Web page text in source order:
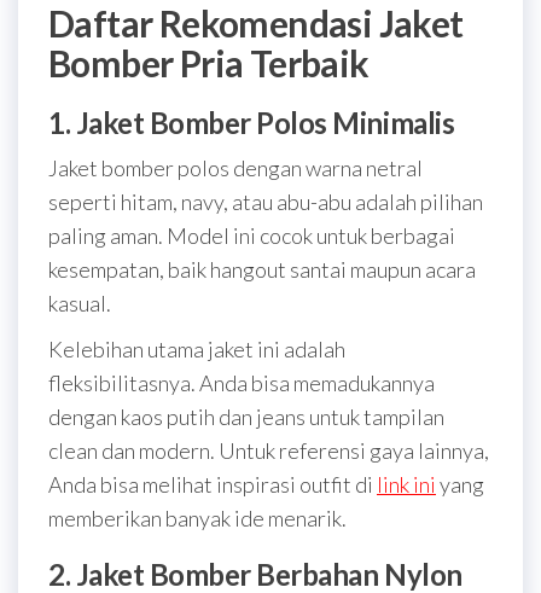
Daftar Rekomendasi Jaket
Bomber Pria Terbaik
1. Jaket Bomber Polos Minimalis
Jaket bomber polos dengan warna netral
seperti hitam, navy, atau abu-abu adalah pilihan
paling aman. Model ini cocok untuk berbagai
kesempatan, baik hangout santai maupun acara
kasual.
Kelebihan utama jaket ini adalah
fleksibilitasnya. Anda bisa memadukannya
dengan kaos putih dan jeans untuk tampilan
clean dan modern. Untuk referensi gaya lainnya,
Anda bisa melihat inspirasi outfit di link ini yang
memberikan banyak ide menarik.
2. Jaket Bomber Berbahan Nylon